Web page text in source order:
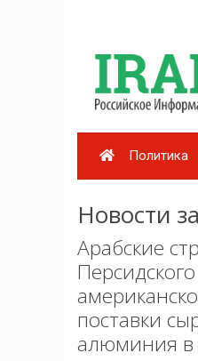
Политика
Новости
Арабские
поставки
алюминия в